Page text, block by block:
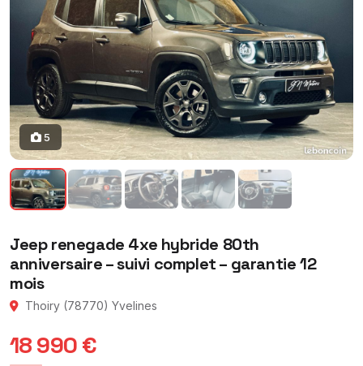
5
Jeep renegade 4xe hybride 80th
anniversaire – suivi complet – garantie 12
mois
Thoiry (78770) Yvelines
18 990 €